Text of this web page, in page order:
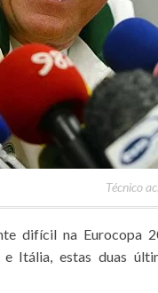
Técnico
difícil na Eurocopa
Itália, estas duas